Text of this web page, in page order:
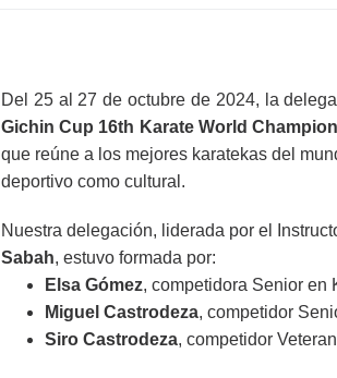
Del 25 al 27 de octubre de 2024, la
Gichin Cup 16th Karate World
que reúne a los mejores karatekas del
deportivo como cultural.
Nuestra delegación, liderada por el
Sabah, estuvo formada por:
Elsa Gómez, competidora Senior en
Miguel Castrodeza, competidor
Siro Castrodeza, competidor